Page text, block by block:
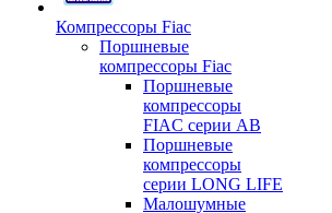
Компрессоры Fiac
Поршневые
компрессоры Fiac
Поршневые
компрессоры
FIAC серии AB
Поршневые
компрессоры
серии LONG LIFE
Малошумные